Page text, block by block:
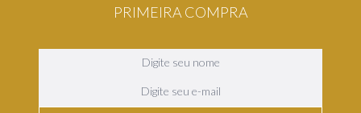
PRIMEIRA COMPRA